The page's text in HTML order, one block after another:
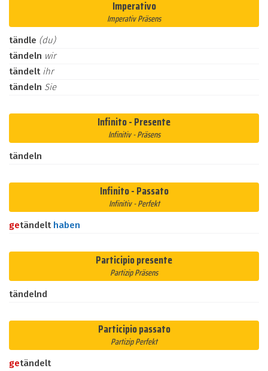
Imperativo
Imperativ Präsens
tändle (du)
tändeln wir
tändelt ihr
tändeln Sie
Infinito - Presente
Infinitiv - Präsens
tändeln
Infinito - Passato
Infinitiv - Perfekt
getändelt haben
Participio presente
Partizip Präsens
tändelnd
Participio passato
Partizip Perfekt
getändelt